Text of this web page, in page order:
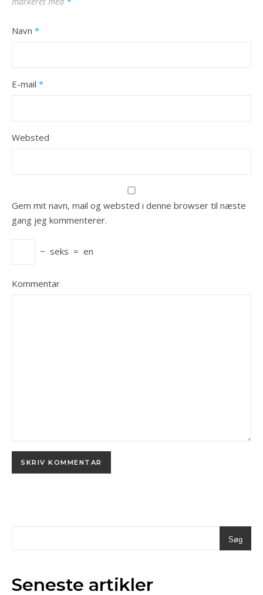
Navn *
E-mail *
Websted
Gem mit navn, mail og websted i denne browser til næste
gang jeg kommenterer.
− seks = en
Kommentar
Søg
Seneste artikler